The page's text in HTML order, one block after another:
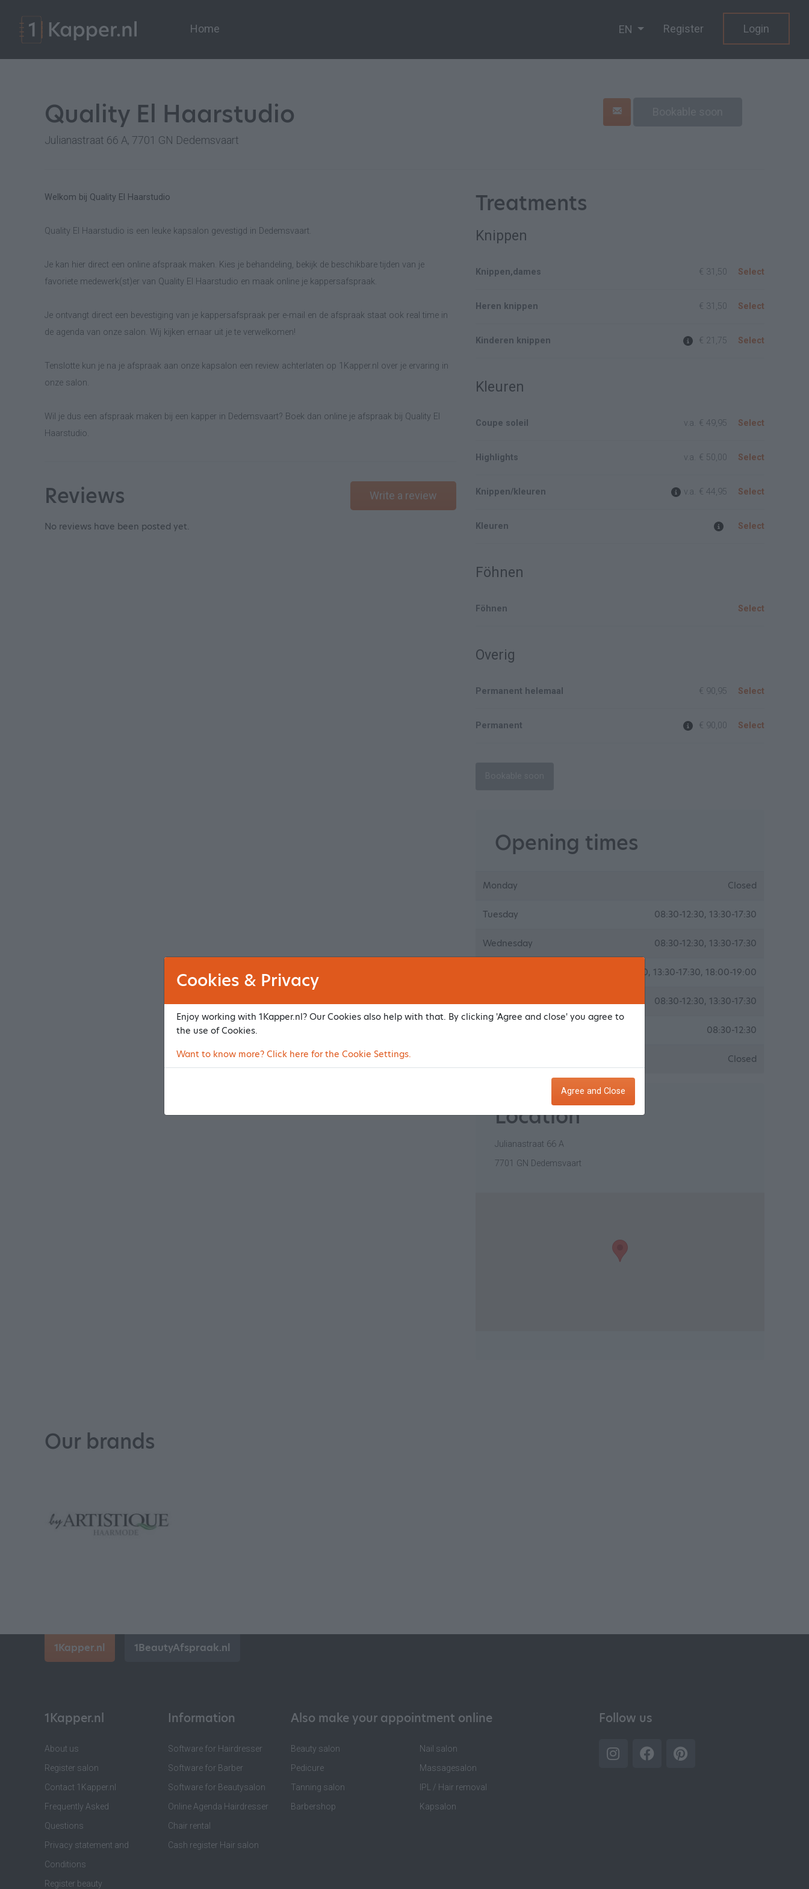
Home EN Register Login
Quality El Haarstudio
Julianastraat 66 A, 7701 GN Dedemsvaart
Welkom bij Quality El Haarstudio
Quality El Haarstudio is een leuke kapsalon gevestigd in Dedemsvaart.
Je kan hier direct een online afspraak maken. Kies je behandeling, bekijk de beschikbare tijden van je
favoriete medewerk(st)er van Quality El Haarstudio en maak online je kappersafspraak.
Je ontvangt direct een bevestiging van je kappersafspraak per e-mail en de afspraak staat ook real time in
de agenda van onze salon. Wij kijken ernaar uit je te verwelkomen!
Tenslotte kun je na je afspraak aan onze kapsalon een review achterlaten op 1Kapper.nl over je ervaring in
onze salon.
Wil je dus een afspraak maken bij een kapper in Dedemsvaart? Boek dan online je afspraak bij Quality El
Haarstudio.
Reviews Write a review
No reviews have been posted yet.
Treatments
Knippen
Knippen,dames € 31,50 Select
Heren knippen € 31,50 Select
Kinderen knippen € 21,75 Select
Kleuren
Coupe soleil v.a. € 49,95 Select
Highlights v.a. € 50,00 Select
Knippen/kleuren v.a. € 44,95 Select
Kleuren Select
Föhnen
Föhnen Select
Overig
Permanent helemaal € 90,95 Select
Permanent € 90,00 Select
Opening times
Monday Closed
Tuesday 08:30-12:30, 13:30-17:30
Wednesday 08:30-12:30, 13:30-17:30
09:00-12:30, 13:30-17:30, 18:00-19:00
Friday 08:30-12:30, 13:30-17:30
08:30-12:30
Closed
Location
Julianastraat 66 A
7701 GN Dedemsvaart
Our brands
1Kapper.nl 1BeautyAfspraak.nl
1Kapper.nl
About us
Register salon
Contact 1Kapper.nl
Frequently Asked
Questions
Privacy statement and
Conditions
Register beauty
Information
Software for Hairdresser
Software for Barber
Software for Beautysalon
Online Agenda Hairdresser
Chair rental
Cash register Hair salon
Also make your appointment online
Beauty salon
Pedicure
Tanning salon
Barbershop
Nail salon
Massagesalon
IPL / Hair removal
Kapsalon
Follow us
Cookies & Privacy
Enjoy working with 1Kapper.nl? Our Cookies also help with that. By clicking 'Agree and close' you agree to
the use of Cookies.
Want to know more? Click here for the Cookie Settings.
Agree and Close